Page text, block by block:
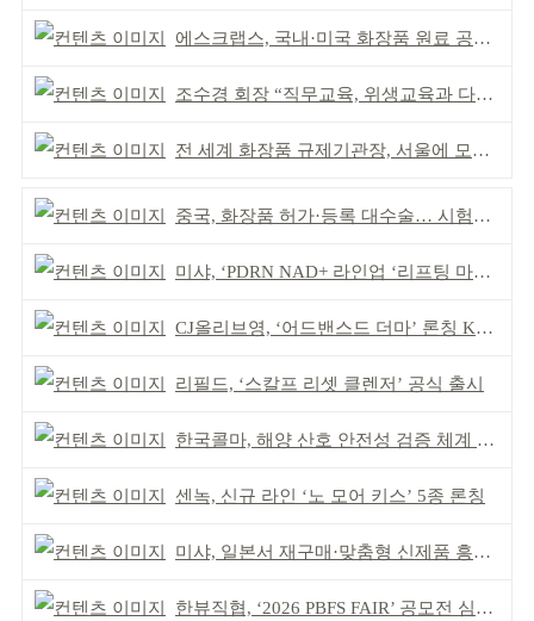
에스크랩스, 국내·미국 화장품 원료 공식 등재
조수경 회장 “직무교육, 위생교육과 다르다”
전 세계 화장품 규제기관장, 서울에 모인다
중국, 화장품 허가·등록 대수술… 시험자료 공용 허용
미샤, ‘PDRN NAD+ 라인업 ‘리프팅 마스크’ 출시
CJ올리브영, ‘어드밴스드 더마’ 론칭 K더마 육성 박차
리필드, ‘스칼프 리셋 클렌저’ 공식 출시
한국콜마, 해양 산호 안전성 검증 체계 구축
센녹, 신규 라인 ‘노 모어 키스’ 5종 론칭
미샤, 일본서 재구매·맞춤형 신제품 흥행 ‘쌍끌이’
한뷰직협, ‘2026 PBFS FAIR’ 공모전 심사 성료